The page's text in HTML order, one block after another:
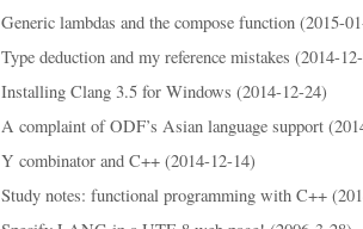
Generic lambdas and the compose function (2015-
Type deduction and my reference mistakes (2014-
Installing Clang 3.5 for Windows (2014-12-24)
A complaint of ODF’s Asian language support
Y combinator and C++ (2014-12-14)
Study notes: functional programming with C++